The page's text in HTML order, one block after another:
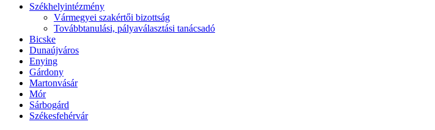
Székhelyintézmény
Vármegyei szakértői bizottság
Továbbtanulási, pályaválasztási tanácsadó
Bicske
Dunaújváros
Enying
Gárdony
Martonvásár
Mór
Sárbogárd
Székesfehérvár